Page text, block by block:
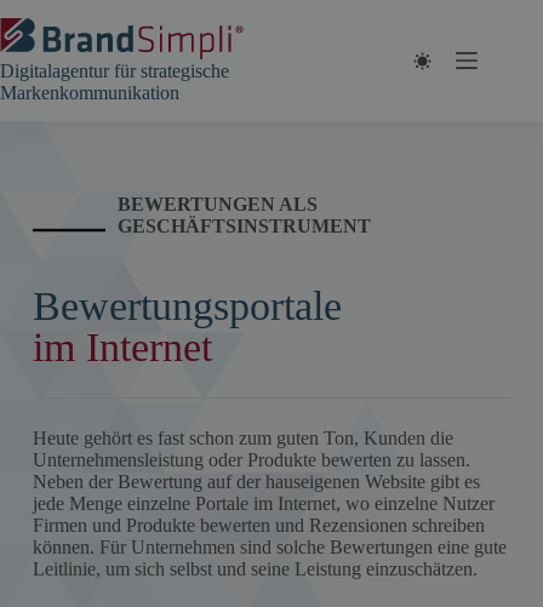
Inhalt
springen
Digitalagentur für strategische
Markenkommunikation
BEWERTUNGEN ALS
GESCHÄFTSINSTRUMENT
Bewertungsportale
im Internet
Heute gehört es fast schon zum guten Ton, Kunden die
Unternehmensleistung oder Produkte bewerten zu lassen.
Neben der Bewertung auf der hauseigenen Website gibt es
jede Menge einzelne Portale im Internet, wo einzelne Nutzer
Firmen und Produkte bewerten und Rezensionen schreiben
können. Für Unternehmen sind solche Bewertungen eine gute
Leitlinie, um sich selbst und seine Leistung einzuschätzen.